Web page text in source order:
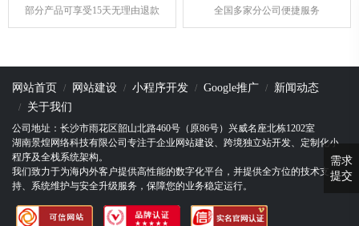
部分产品可享受15天无理由退款 全国多家分公司便捷服务
网站首页 网站建设 小程序开发 Google推广
新闻动态
关于我们
公司地址：长沙市雨花区韶山北路460号（原86号）兴威名座北栋1202室
湖南景煌网络科技有限公司专注于企业网站建设、跨境独立站开发、定制化小
程序及全栈系统架构。
我们致力于为海内外客户提供高性能的数字化平台，并提供全方位的技术支
持、系统维护与安全升级服务，保障您的业务稳定运行。
需求
提交